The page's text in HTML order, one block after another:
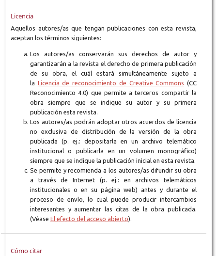
Licencia
Aquellos autores/as que tengan publicaciones con esta revista,
aceptan los términos siguientes:
Los autores/as conservarán sus derechos de autor y
garantizarán a la revista el derecho de primera publicación
de su obra, el cuál estará simultáneamente sujeto a
la Licencia de reconocimiento de Creative Commons (CC
Reconocimiento 4.0) que permite a terceros compartir la
obra siempre que se indique su autor y su primera
publicación esta revista.
Los autores/as podrán adoptar otros acuerdos de licencia
no exclusiva de distribución de la versión de la obra
publicada (p. ej.: depositarla en un archivo telemático
institucional o publicarla en un volumen monográfico)
siempre que se indique la publicación inicial en esta revista.
Se permite y recomienda a los autores/as difundir su obra
a través de Internet (p. ej.: en archivos telemáticos
institucionales o en su página web) antes y durante el
proceso de envío, lo cual puede producir intercambios
interesantes y aumentar las citas de la obra publicada.
(Véase El efecto del acceso abierto).
Cómo citar